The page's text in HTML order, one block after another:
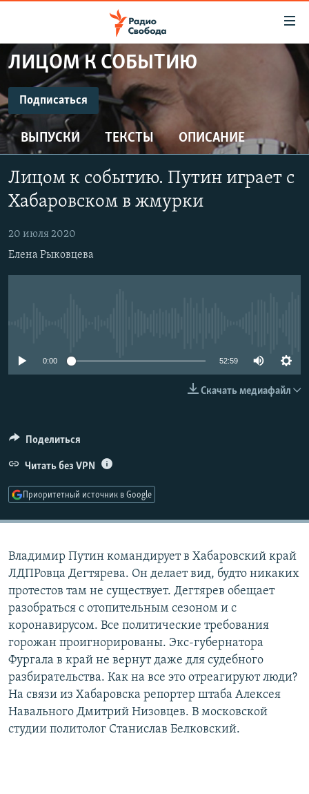
упрощенного
доступа
Вернуться
к
основному
содержанию
Вернутся
главной
Вернутся
поиску
ПРОГРАММЫ
ПОДКАСТЫ
АВТОРСКИЕ ПРОЕКТЫ
ЦИТАТЫ СВОБОДЫ
МНЕНИЯ
КУЛЬТУРА
КАВКАЗ.РЕАЛИИ
СЕВЕР.РЕАЛИИ
ЛИЦОМ К СОБЫТИЮ
Подписаться
ПОДПИСАТЬСЯ
Подписаться
ВЫПУСКИ ТЕКСТЫ ОПИСАНИЕ
Лицом к событию. Путин играет с
Хабаровском в жмурки
20 июля 2020
Елена Рыковцева
0:00 52:59
Скачать медиафайл
Поделиться
Читать без VPN
Приоритетный источник в Google
Владимир Путин командирует в Хабаровский край
ЛДПРовца Дегтярева. Он делает вид, будто никаких
протестов там не существует. Дегтярев обещает
разобраться с отопительным сезоном и с
коронавирусом. Все политические требования
горожан проигнорированы. Экс-губернатора
Фургала в край не вернут даже для судебного
разбирательства. Как на все это отреагируют люди?
На связи из Хабаровска репортер штаба Алексея
Навального Дмитрий Низовцев. В московской
студии политолог Станислав Белковский.